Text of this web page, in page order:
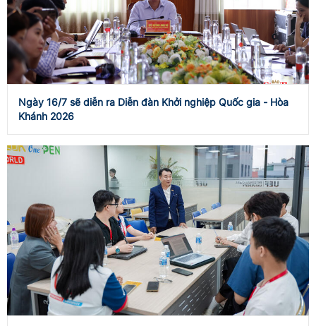
Ngày 16/7 sẽ diễn ra Diễn đàn Khởi nghiệp Quốc gia - Hòa
Khánh 2026